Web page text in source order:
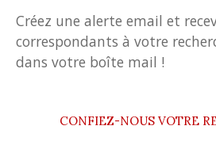
Créez une alerte email et
correspondants à votre
dans votre boîte mail !
CONFIEZ-NOUS VOTRE